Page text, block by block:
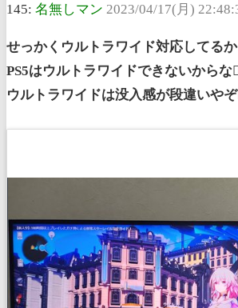
145: 名無しマン 2023/04/17(月)
せっかくウルトラワイド対応してるか
PS5はウルトラワイドできないからな
ウルトラワイドは没入感が段違いやぞ